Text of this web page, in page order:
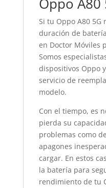
Si tu Oppo A80 5G
duración de
en Doctor Móviles
Somos
dispositivos Oppo
servicio de
modelo.
Con el tiempo, es
pierda su
problemas como
apagones
cargar. En estos
la batería para
rendimiento de tu